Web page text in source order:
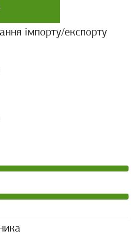
імпорту/експорту